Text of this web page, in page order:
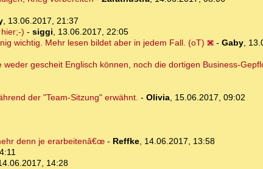
, 13.06.2017, 21:37
) - siggi, 13.06.2017, 22:05
wichtig. Mehr lesen bildet aber in jedem Fall. (oT)
- Gaby,
gescheit Englisch können, noch die dortigen Business-
der "Team-Sitzung" erwähnt. - Olivia, 15.06.2017, 09:02
denn je erarbeitenâ€œ- Reffke, 14.06.2017, 13:58
14:28